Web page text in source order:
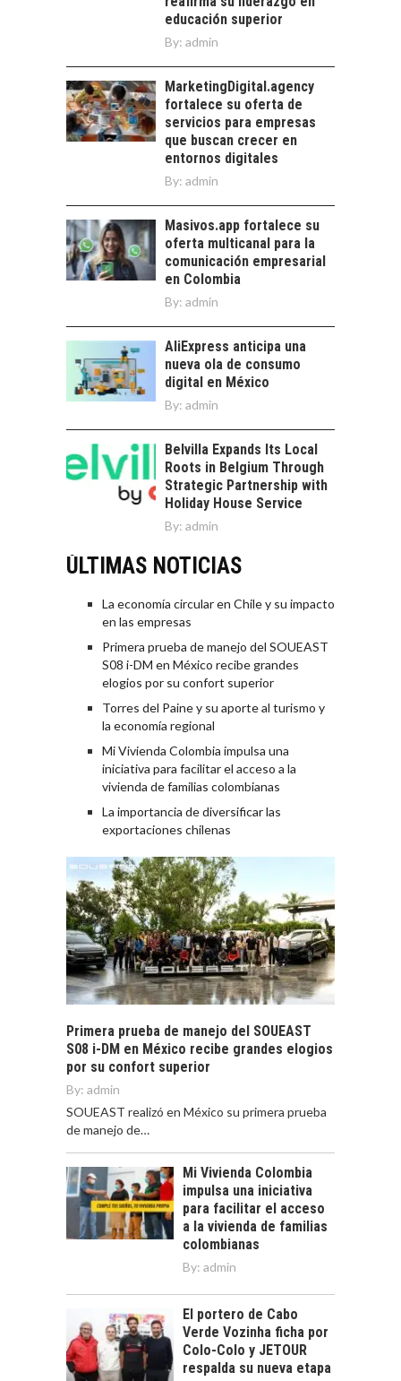
AVANCES Y DESAFÍOS
Chile como hub
avances y desafíos…
educación superior
By: admin
MarketingDigital.agency
fortalece su oferta de
servicios para empresas
que buscan crecer en
entornos digitales
By: admin
Masivos.app fortalece su
oferta multicanal para la
comunicación empresarial
en Colombia
By: admin
AliExpress anticipa una
nueva ola de consumo
digital en México
By: admin
Belvilla Expands Its Local
Roots in Belgium Through
Strategic Partnership with
Holiday House Service
By: admin
ÚLTIMAS NOTICIAS
La economía circular en Chile y su impacto
en las empresas
Primera prueba de manejo del SOUEAST
S08 i-DM en México recibe grandes
elogios por su confort superior
Torres del Paine y su aporte al turismo y
la economía regional
Mi Vivienda Colombia impulsa una
iniciativa para facilitar el acceso a la
vivienda de familias colombianas
La importancia de diversificar las
exportaciones chilenas
Primera prueba de manejo del SOUEAST
S08 i-DM en México recibe grandes elogios
por su confort superior
By: admin
SOUEAST realizó en México su primera prueba
de manejo de…
Mi Vivienda Colombia
impulsa una iniciativa
para facilitar el acceso
a la vivienda de familias
colombianas
By: admin
El portero de Cabo
Verde Vozinha ficha por
Colo-Colo y JETOUR
respalda su nueva etapa